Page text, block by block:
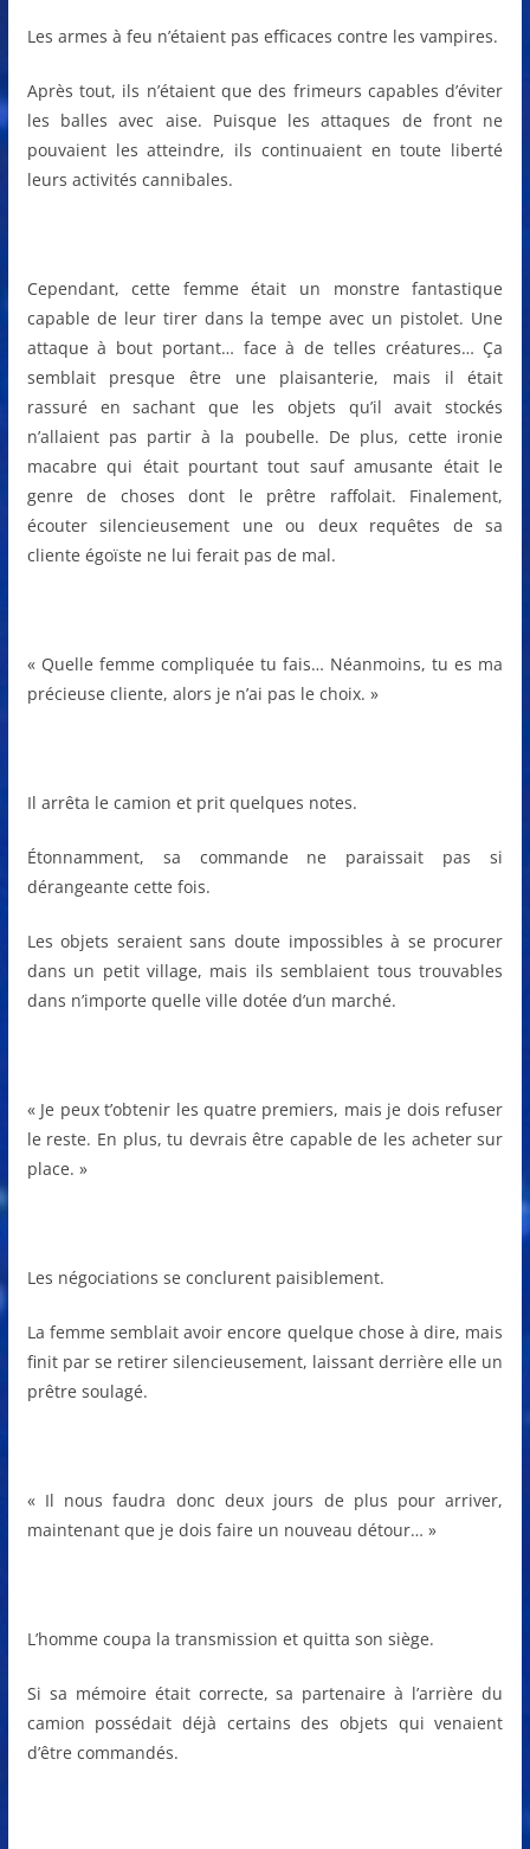
Les armes à feu n’étaient pas efficaces contre les vampires.
Après tout, ils n’étaient que des frimeurs capables d’éviter
les balles avec aise. Puisque les attaques de front ne
pouvaient les atteindre, ils continuaient en toute liberté
leurs activités cannibales.
Cependant, cette femme était un monstre fantastique
capable de leur tirer dans la tempe avec un pistolet. Une
attaque à bout portant… face à de telles créatures… Ça
semblait presque être une plaisanterie, mais il était
rassuré en sachant que les objets qu’il avait stockés
n’allaient pas partir à la poubelle. De plus, cette ironie
macabre qui était pourtant tout sauf amusante était le
genre de choses dont le prêtre raffolait. Finalement,
écouter silencieusement une ou deux requêtes de sa
cliente égoïste ne lui ferait pas de mal.
« Quelle femme compliquée tu fais… Néanmoins, tu es ma
précieuse cliente, alors je n’ai pas le choix. »
Il arrêta le camion et prit quelques notes.
Étonnamment, sa commande ne paraissait pas si
dérangeante cette fois.
Les objets seraient sans doute impossibles à se procurer
dans un petit village, mais ils semblaient tous trouvables
dans n’importe quelle ville dotée d’un marché.
« Je peux t’obtenir les quatre premiers, mais je dois refuser
le reste. En plus, tu devrais être capable de les acheter sur
place. »
Les négociations se conclurent paisiblement.
La femme semblait avoir encore quelque chose à dire, mais
finit par se retirer silencieusement, laissant derrière elle un
prêtre soulagé.
« Il nous faudra donc deux jours de plus pour arriver,
maintenant que je dois faire un nouveau détour… »
L’homme coupa la transmission et quitta son siège.
Si sa mémoire était correcte, sa partenaire à l’arrière du
camion possédait déjà certains des objets qui venaient
d’être commandés.